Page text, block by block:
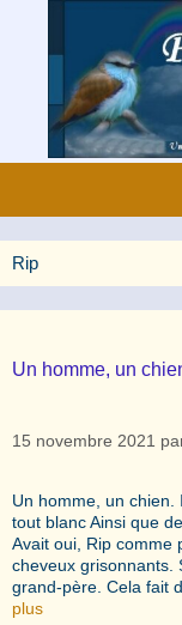
contenu
Rip
Un homme, un
15 novembre 2021
Un homme, un chien.
tout blanc Ainsi que
Avait oui, Rip comme
cheveux grisonnants.
grand-père. Cela fait
plus